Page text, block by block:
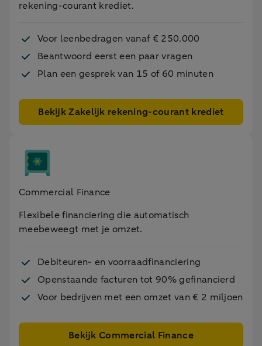
rekening-courant krediet.
Voor leenbedragen vanaf € 250.000
Beantwoord eerst een paar vragen
Plan een gesprek van 15 of 60 minuten
Bekijk Zakelijk rekening-courant krediet
Commercial Finance
Flexibele financiering die automatisch
meebeweegt met je omzet.
Debiteuren- en voorraadfinanciering
Openstaande facturen tot 90% gefinancierd
Voor bedrijven met een omzet van € 2 miljoen
Bekijk Commercial Finance